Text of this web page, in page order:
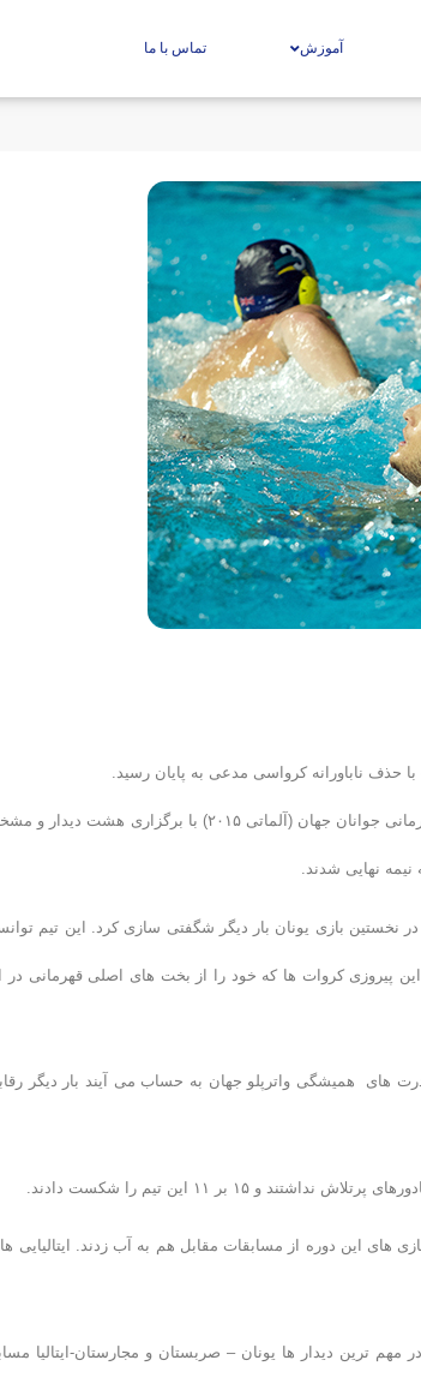
آموزش تماس با ما
حذف ناباورانه کرواسی مدعی به پایان رسید.
به گزارش روابط عمومی فدراسیون شنا، شیرجه و واترپلو؛ هفتمین روز از مسابقات واترپلو قهرمانی جوانان جهان (آلماتی ۲۰۱۵) با برگزاری
نیمه نهایی شدند.
نخستین بازی یونان بار دیگر شگفتی سازی کرد. این تیم
نزدیک، نفس گیر و فوق العاده دیدنی ۱۳ بر ۱۲ مغلوب کند. با این پیروزی کروات ها که خود را از بخت های اصلی قهرمانی
های همیشگی واترپلو جهان به حساب می آیند بار دیگر
بر ۱۱ این تیم را شکست دادند.
های این دوره از مسابقات مقابل هم به آب زدند. ایتالیایی ها
(جمعه) ۹ دیدار دیگر برگزار می شود. در مهم ترین دیدار ها یونان – صربستان و مجارستان-ایتالیا